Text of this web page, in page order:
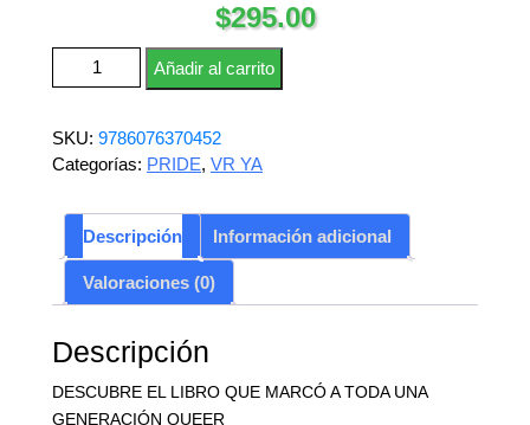
$295.00
Dos chicos besándose Edición Aniversario cantidad
Añadir al carrito
SKU: 9786076370452
Categorías: PRIDE, VR YA
Descripción Información adicional
Valoraciones (0)
Descripción
DESCUBRE EL LIBRO QUE MARCÓ A TODA UNA
GENERACIÓN QUEER